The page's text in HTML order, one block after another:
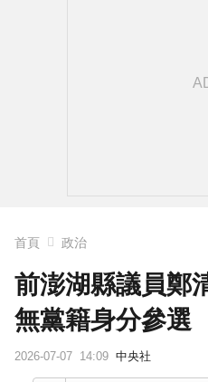
首頁 政治
前澎湖縣議員鄭
無黨籍身分參選
2026-07-07 14:09 中央社